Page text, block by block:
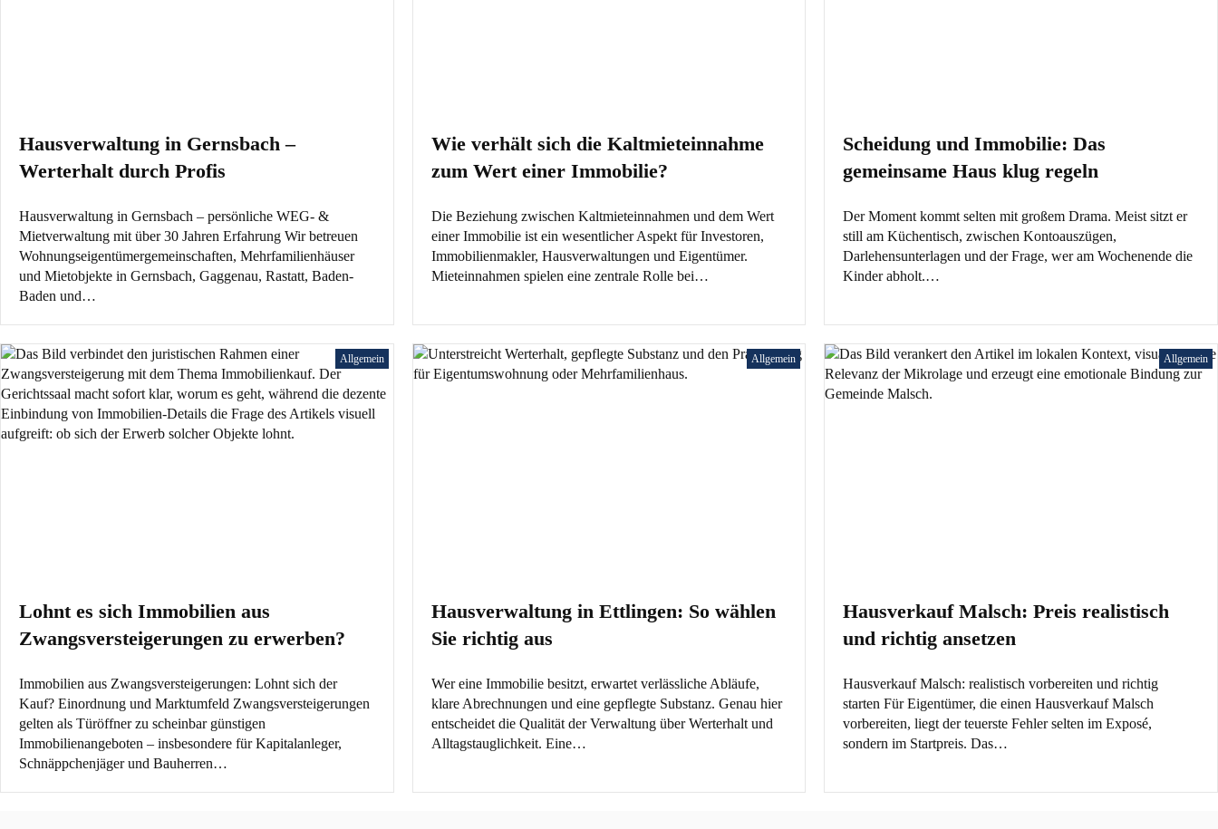
Hausverwaltung in Gernsbach –
Werterhalt durch Profis
Hausverwaltung in Gernsbach – persönliche WEG- &
Mietverwaltung mit über 30 Jahren Erfahrung Wir betreuen
Wohnungseigentümergemeinschaften, Mehrfamilienhäuser
und Mietobjekte in Gernsbach, Gaggenau, Rastatt, Baden-
Baden und…
Wie verhält sich die Kaltmieteinnahme
zum Wert einer Immobilie?
Die Beziehung zwischen Kaltmieteinnahmen und dem Wert
einer Immobilie ist ein wesentlicher Aspekt für Investoren,
Immobilienmakler, Hausverwaltungen und Eigentümer.
Mieteinnahmen spielen eine zentrale Rolle bei…
Scheidung und Immobilie: Das
gemeinsame Haus klug regeln
Der Moment kommt selten mit großem Drama. Meist sitzt er
still am Küchentisch, zwischen Kontoauszügen,
Darlehensunterlagen und der Frage, wer am Wochenende die
Kinder abholt.…
Allgemein
Lohnt es sich Immobilien aus
Zwangsversteigerungen zu erwerben?
Immobilien aus Zwangsversteigerungen: Lohnt sich der
Kauf? Einordnung und Marktumfeld Zwangsversteigerungen
gelten als Türöffner zu scheinbar günstigen
Immobilienangeboten – insbesondere für Kapitalanleger,
Schnäppchenjäger und Bauherren…
Allgemein
Hausverwaltung in Ettlingen: So wählen
Sie richtig aus
Wer eine Immobilie besitzt, erwartet verlässliche Abläufe,
klare Abrechnungen und eine gepflegte Substanz. Genau hier
entscheidet die Qualität der Verwaltung über Werterhalt und
Alltagstauglichkeit. Eine…
Allgemein
Hausverkauf Malsch: Preis realistisch
und richtig ansetzen
Hausverkauf Malsch: realistisch vorbereiten und richtig
starten Für Eigentümer, die einen Hausverkauf Malsch
vorbereiten, liegt der teuerste Fehler selten im Exposé,
sondern im Startpreis. Das…